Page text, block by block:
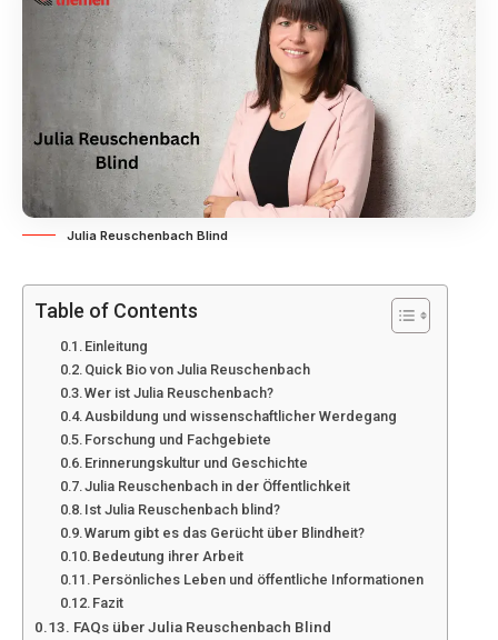
Julia Reuschenbach Blind
Table of Contents
Einleitung
Quick Bio von Julia Reuschenbach
Wer ist Julia Reuschenbach?
Ausbildung und wissenschaftlicher Werdegang
Forschung und Fachgebiete
Erinnerungskultur und Geschichte
Julia Reuschenbach in der Öffentlichkeit
Ist Julia Reuschenbach blind?
Warum gibt es das Gerücht über Blindheit?
Bedeutung ihrer Arbeit
Persönliches Leben und öffentliche Informationen
Fazit
FAQs über Julia Reuschenbach Blind